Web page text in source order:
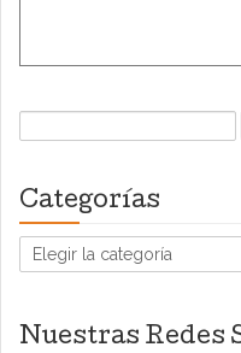
Buscar:
Categorías
Categorías
Nuestras Redes